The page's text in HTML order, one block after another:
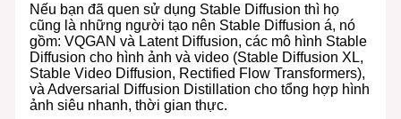
Nếu bạn đã quen sử dụng Stable Diffusion thì họ
cũng là những người tạo nên Stable Diffusion á, nó
gồm: VQGAN và Latent Diffusion, các mô hình Stable
Diffusion cho hình ảnh và video (Stable Diffusion XL,
Stable Video Diffusion, Rectified Flow Transformers),
và Adversarial Diffusion Distillation cho tổng hợp hình
ảnh siêu nhanh, thời gian thực.